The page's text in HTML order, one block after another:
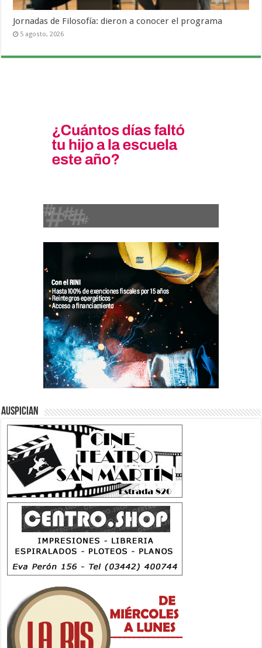
Jornadas de Filosofía: dieron a conocer el programa
5 agosto, 2026
Auspician